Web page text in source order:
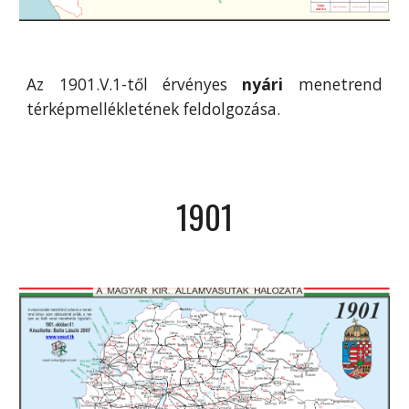
Az 1901.V.1-től érvényes nyári menetrend
térképmellékletének feldolgozása.
1901